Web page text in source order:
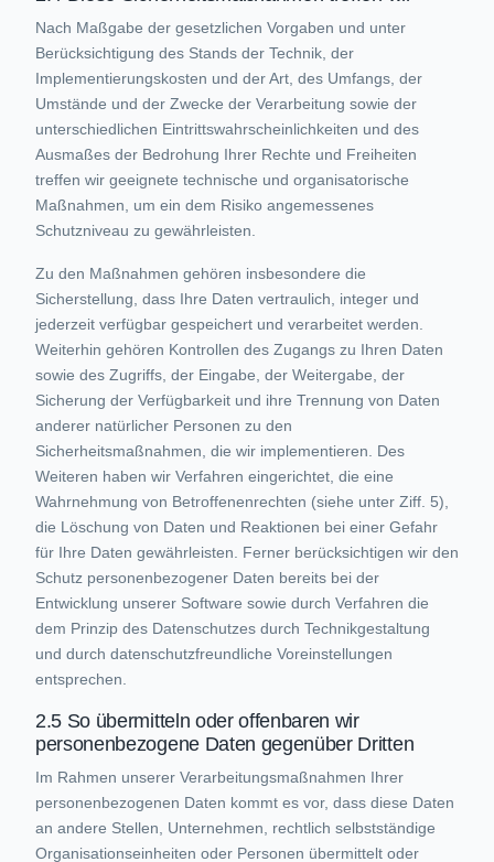
Nach Maßgabe der gesetzlichen Vorgaben und unter
Berücksichtigung des Stands der Technik, der
Implementierungskosten und der Art, des Umfangs, der
Umstände und der Zwecke der Verarbeitung sowie der
unterschiedlichen Eintrittswahrscheinlichkeiten und des
Ausmaßes der Bedrohung Ihrer Rechte und Freiheiten
treffen wir geeignete technische und organisatorische
Maßnahmen, um ein dem Risiko angemessenes
Schutzniveau zu gewährleisten.
Zu den Maßnahmen gehören insbesondere die
Sicherstellung, dass Ihre Daten vertraulich, integer und
jederzeit verfügbar gespeichert und verarbeitet werden.
Weiterhin gehören Kontrollen des Zugangs zu Ihren Daten
sowie des Zugriffs, der Eingabe, der Weitergabe, der
Sicherung der Verfügbarkeit und ihre Trennung von Daten
anderer natürlicher Personen zu den
Sicherheitsmaßnahmen, die wir implementieren. Des
Weiteren haben wir Verfahren eingerichtet, die eine
Wahrnehmung von Betroffenenrechten (siehe unter Ziff. 5),
die Löschung von Daten und Reaktionen bei einer Gefahr
für Ihre Daten gewährleisten. Ferner berücksichtigen wir den
Schutz personenbezogener Daten bereits bei der
Entwicklung unserer Software sowie durch Verfahren die
dem Prinzip des Datenschutzes durch Technikgestaltung
und durch datenschutzfreundliche Voreinstellungen
entsprechen.
2.5 So übermitteln oder offenbaren wir
personenbezogene Daten gegenüber Dritten
Im Rahmen unserer Verarbeitungsmaßnahmen Ihrer
personenbezogenen Daten kommt es vor, dass diese Daten
an andere Stellen, Unternehmen, rechtlich selbstständige
Organisationseinheiten oder Personen übermittelt oder